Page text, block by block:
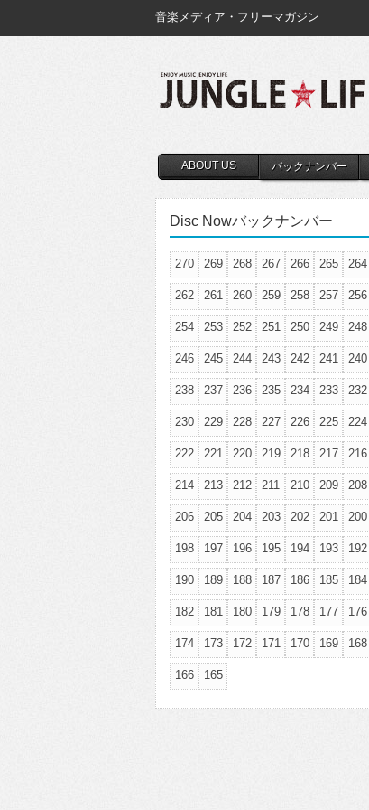
音楽メディア・フリーマガジン
ABOUT US バックナンバー
Disc Nowバックナンバー
270 269 268 267 266 265 264
262 261 260 259 258 257 256
254 253 252 251 250 249 248
246 245 244 243 242 241 240
238 237 236 235 234 233 232
230 229 228 227 226 225 224
222 221 220 219 218 217 216
214 213 212 211 210 209 208
206 205 204 203 202 201 200
198 197 196 195 194 193 192
190 189 188 187 186 185 184
182 181 180 179 178 177 176
174 173 172 171 170 169 168
166 165